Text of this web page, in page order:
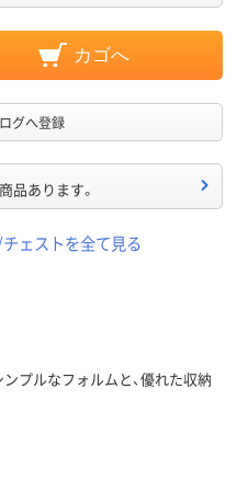
カゴへ
グへ登録
商品あります。
ェストを全て見る
プルなフォルムと、優れた収納